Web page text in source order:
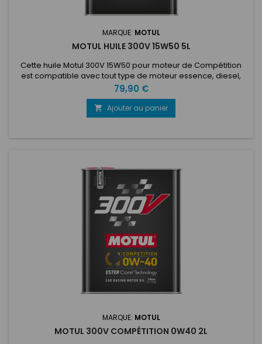
MARQUE: MOTUL
MOTUL HUILE 300V 15W50 5L
Cette huile Motul 300V 15W50 pour moteur de Compétition
est compatible avec tout type de moteur essence, diesel,
atmosphérique, compressé avec injection directe ou non.
Ce lubrifiant haute performance sur base ester est
particulièrement recommandé en endurance, pour les
rallyes, en GT et pour les moteurs de course 'historique'
Prix
79,90 €
 Ajouter au panier
MARQUE: MOTUL
MOTUL 300V COMPÉTITION 0W40 2L